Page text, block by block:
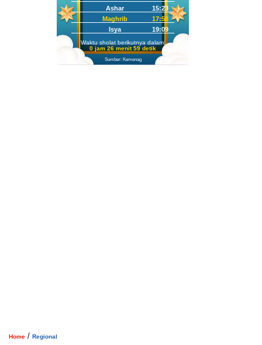
Ashar
15:23
Maghrib
17:58
Isya
19:09
Waktu sholat berikutnya dalam:
0 jam 26 menit 57 detik
Sumber: Kemenag
Home / Regional